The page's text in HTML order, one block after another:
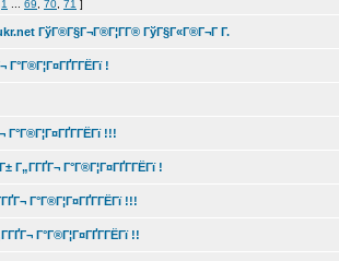
1 69 70 71 ]
ГўГ®Г§Г¬Г®Г¦Г­Г® ГўГ§Г«Г®Г¬Г Г­.
Г°Г®Г¦Г¤ГҐГ­ГЁГї !
Г°Г®Г¦Г¤ГҐГ­ГЁГї !!!
Г„Г­ГҐГ¬ Г°Г®Г¦Г¤ГҐГ­ГЁГї !
Г°Г®Г¦Г¤ГҐГ­ГЁГї !!!
Г°Г®Г¦Г¤ГҐГ­ГЁГї !!